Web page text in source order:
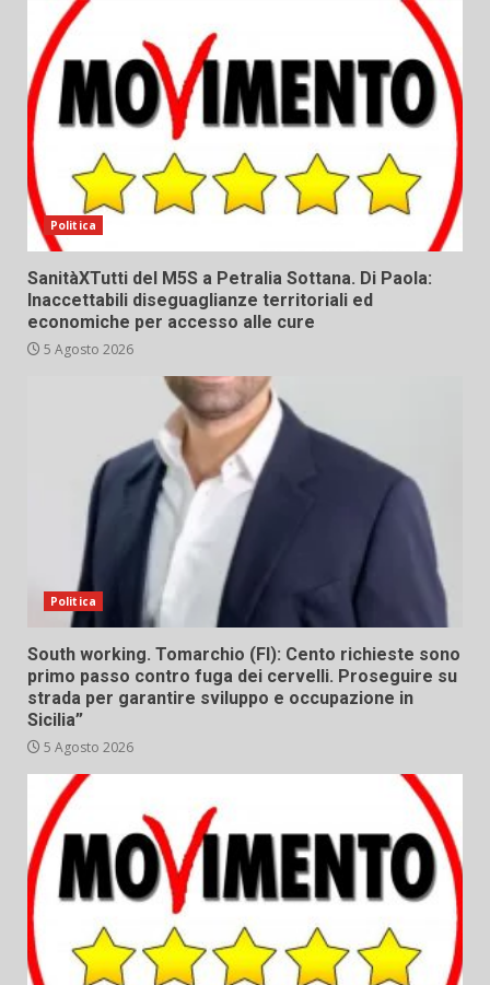
Politica
SanitàXTutti del M5S a Petralia Sottana. Di Paola:
Inaccettabili diseguaglianze territoriali ed
economiche per accesso alle cure
5 Agosto 2026
Politica
South working. Tomarchio (FI): Cento richieste sono
primo passo contro fuga dei cervelli. Proseguire su
strada per garantire sviluppo e occupazione in
Sicilia”
5 Agosto 2026